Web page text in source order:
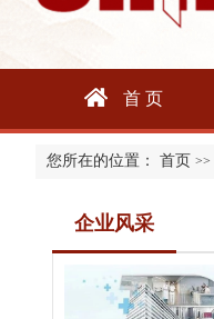
首 页
您所在的位置： 首页 >>
企业风采